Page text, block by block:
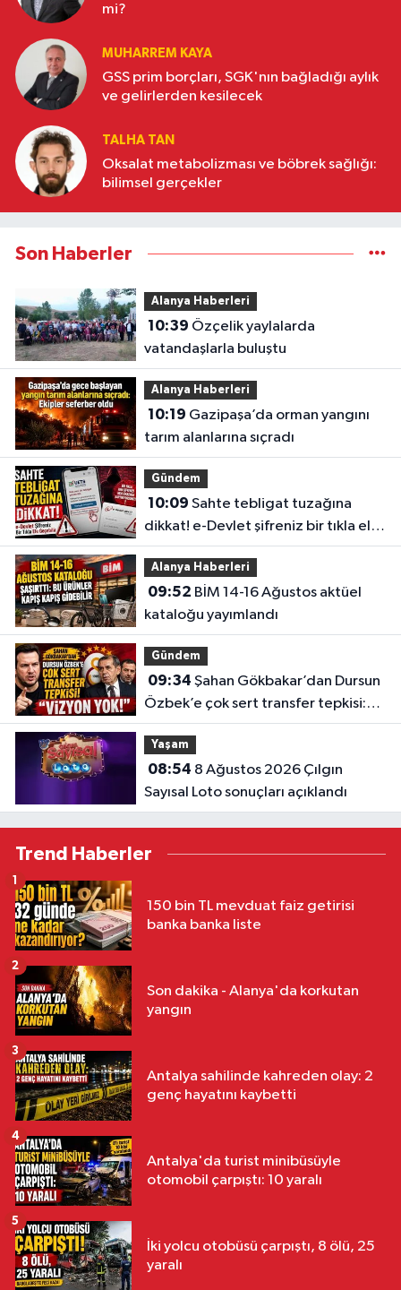
mi?
MUHARREM KAYA
GSS prim borçları, SGK'nın bağladığı aylık
ve gelirlerden kesilecek
TALHA TAN
Oksalat metabolizması ve böbrek sağlığı:
bilimsel gerçekler
Son Haberler
Alanya Haberleri
10:39
vatandaşlarla buluştu
Alanya Haberleri
10:19
tarım alanlarına sıçradı
Gündem
10:09
dikkat! e-Devlet şifreniz bir tıkla ele
geçebilir
Alanya Haberleri
09:52
kataloğu yayımlandı
Gündem
09:34
Özbek’e çok sert transfer tepkisi:
“Vizyon yok!”
Yaşam
08:54
Sayısal Loto sonuçları açıklandı
Trend Haberler
150 bin TL mevduat faiz getirisi
banka banka liste
1
Son dakika - Alanya'da korkutan
yangın
2
Antalya sahilinde kahreden olay: 2
genç hayatını kaybetti
3
Antalya'da turist minibüsüyle
otomobil çarpıştı: 10 yaralı
4
İki yolcu otobüsü çarpıştı, 8 ölü, 25
yaralı
5